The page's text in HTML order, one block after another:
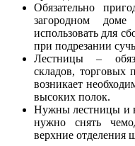
Обязательно
загородном
использовать для
при подрезании
Лестницы –
складов, торговых
возникает
высоких полок.
Нужны лестницы и в
нужно снять
верхние отделения